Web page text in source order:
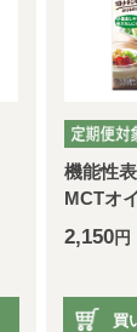
機能性
MCTオ
2,150 円
買